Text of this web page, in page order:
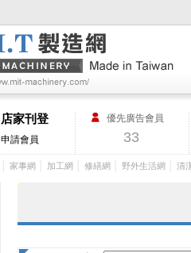
店家刊登
申請會員
優先廣告會員
33
家事網 加工網 修繕網 野外生活網 清